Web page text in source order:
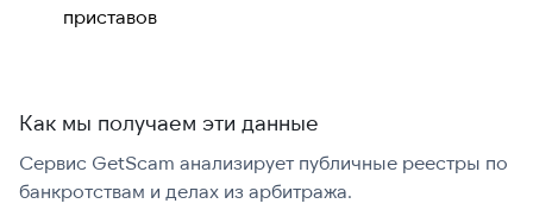
приставов
Как мы получаем эти данные
Сервис GetScam анализирует публичные реестры по
банкротствам и делах из арбитража.